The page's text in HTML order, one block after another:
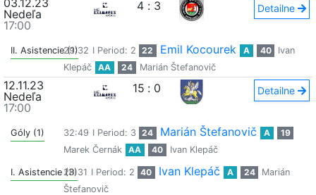
03.12.23
Nedeľa
17:00
4 : 3 Detailne
II. Asistencie (1)
29:32 I Period: 2 22 Emil Kocourek A 40
Ivan
Klepáč
AA 24 Marián Štefanovič
12.11.23
Nedeľa
17:00
15 : 0 Detailne
Góly (1) 32:49 I Period: 3 24 Marián Štefanovič A
19
Marek Černák
AA 40 Ivan Klepáč
I. Asistencie (3)20:31 I Period: 2 40 Ivan Klepáč A 24
Marián
Štefanovič